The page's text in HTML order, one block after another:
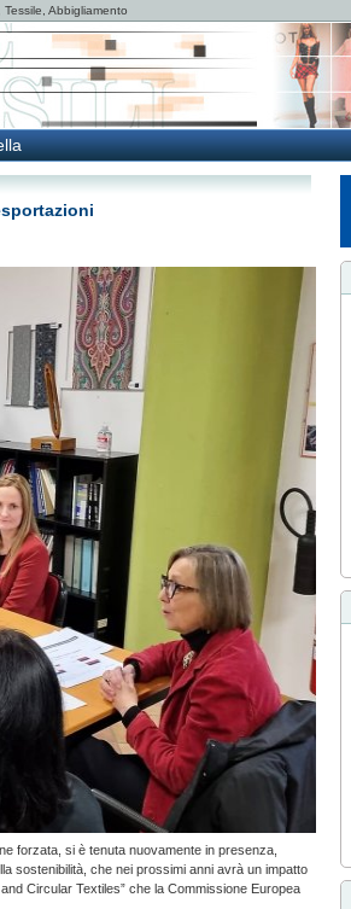
Tessile, Abbigliamento
forzata, si è tenuta nuovamente in presenza,
sostenibilità, che nei prossimi anni avrà un impatto
Circular Textiles” che la Commissione Europea